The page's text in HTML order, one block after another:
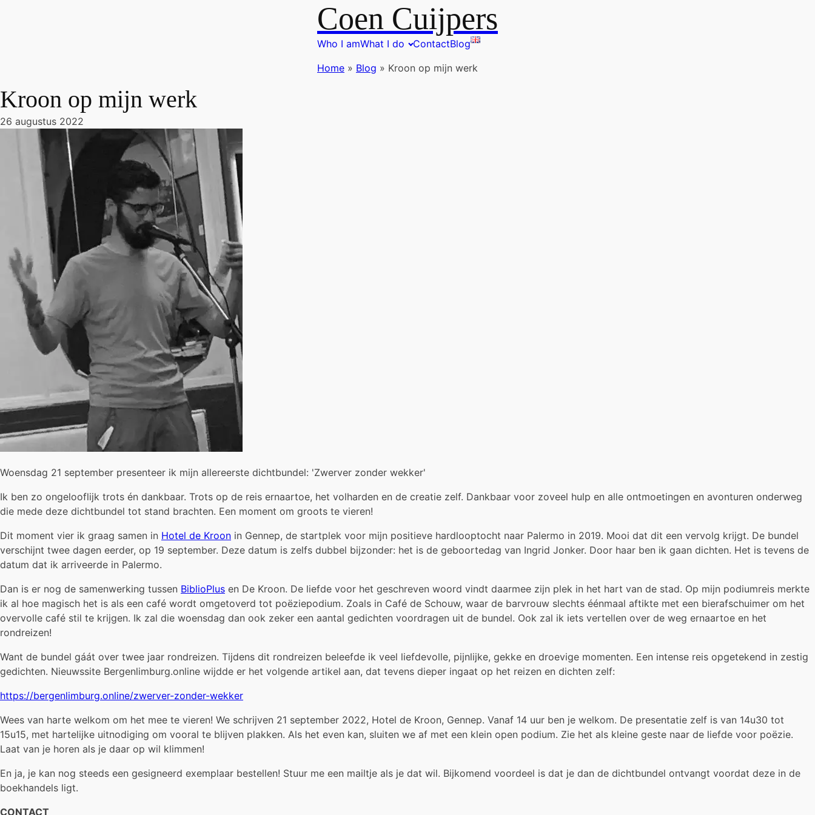
Coen Cuijpers
Who I amWhat I do ContactBlog
Home » Blog » Kroon op mijn werk
Kroon op mijn werk
26 augustus 2022
Woensdag 21 september presenteer ik mijn allereerste dichtbundel: 'Zwerver zonder wekker'
Ik ben zo ongelooflijk trots én dankbaar. Trots op de reis ernaartoe, het volharden en de creatie zelf. Dankbaar voor zoveel hulp en alle ontmoetingen en avonturen onderweg
die mede deze dichtbundel tot stand brachten. Een moment om groots te vieren!
Dit moment vier ik graag samen in Hotel de Kroon in Gennep, de startplek voor mijn positieve hardlooptocht naar Palermo in 2019. Mooi dat dit een vervolg krijgt. De bundel
verschijnt twee dagen eerder, op 19 september. Deze datum is zelfs dubbel bijzonder: het is de geboortedag van Ingrid Jonker. Door haar ben ik gaan dichten. Het is tevens de
datum dat ik arriveerde in Palermo.
Dan is er nog de samenwerking tussen BiblioPlus en De Kroon. De liefde voor het geschreven woord vindt daarmee zijn plek in het hart van de stad. Op mijn podiumreis merkte
ik al hoe magisch het is als een café wordt omgetoverd tot poëziepodium. Zoals in Café de Schouw, waar de barvrouw slechts éénmaal aftikte met een bierafschuimer om het
overvolle café stil te krijgen. Ik zal die woensdag dan ook zeker een aantal gedichten voordragen uit de bundel. Ook zal ik iets vertellen over de weg ernaartoe en het
rondreizen!
Want de bundel gáát over twee jaar rondreizen. Tijdens dit rondreizen beleefde ik veel liefdevolle, pijnlijke, gekke en droevige momenten. Een intense reis opgetekend in zestig
gedichten. Nieuwssite Bergenlimburg.online wijdde er het volgende artikel aan, dat tevens dieper ingaat op het reizen en dichten zelf:
https://bergenlimburg.online/zwerver-zonder-wekker
Wees van harte welkom om het mee te vieren! We schrijven 21 september 2022, Hotel de Kroon, Gennep. Vanaf 14 uur ben je welkom. De presentatie zelf is van 14u30 tot
15u15, met hartelijke uitnodiging om vooral te blijven plakken. Als het even kan, sluiten we af met een klein open podium. Zie het als kleine geste naar de liefde voor poëzie.
Laat van je horen als je daar op wil klimmen!
En ja, je kan nog steeds een gesigneerd exemplaar bestellen! Stuur me een mailtje als je dat wil. Bijkomend voordeel is dat je dan de dichtbundel ontvangt voordat deze in de
boekhandels ligt.
CONTACT